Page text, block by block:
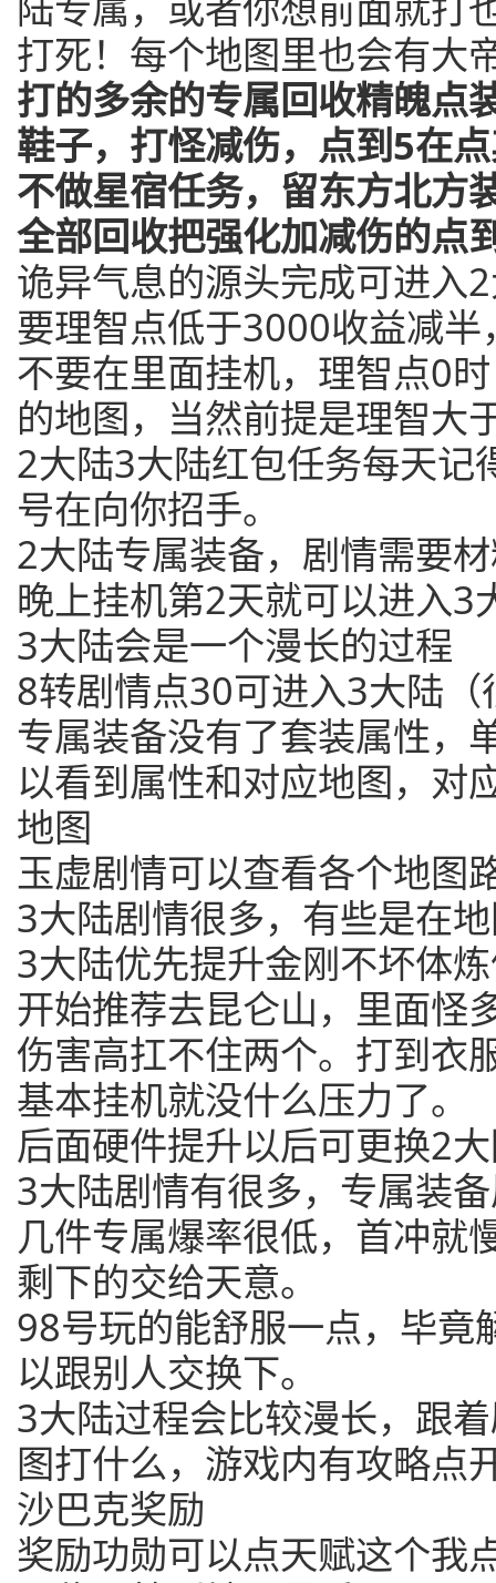
打死！每个地图里也会有大
打的多余的专属回收精魄点
鞋子，打怪减伤，点到5在
不做星宿任务，留东方北方
全部回收把强化加减伤的点
诡异气息的源头完成可进入
要理智点低于3000收益减
不要在里面挂机，理智点0
的地图，当然前提是理智大
2大陆3大陆红包任务每天记
号在向你招手。
2大陆专属装备，剧情需要
晚上挂机第2天就可以进入3
3大陆会是一个漫长的过程
8转剧情点30可进入3大陆（
专属装备没有了套装属性，
以看到属性和对应地图，对
地图
玉虚剧情可以查看各个地图
3大陆剧情很多，有些是在
3大陆优先提升金刚不坏体
开始推荐去昆仑山，里面怪
伤害高扛不住两个。打到衣
基本挂机就没什么压力了。
后面硬件提升以后可更换2
3大陆剧情有很多，专属装
几件专属爆率很低，首冲就
剩下的交给天意。
98号玩的能舒服一点，毕竟
以跟别人交换下。
3大陆过程会比较漫长，跟
图打什么，游戏内有攻略点
沙巴克奖励
奖励功勋可以点天赋这个我